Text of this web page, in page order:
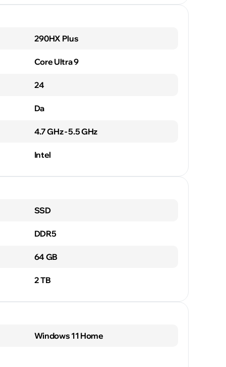
290HX Plus
Core Ultra 9
24
Da
4.7 GHz - 5.5 GHz
Intel
SSD
DDR5
64 GB
2 TB
Windows 11 Home